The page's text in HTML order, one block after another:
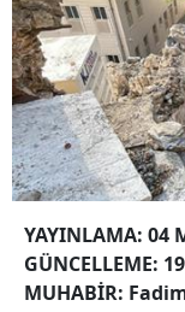
YAYINLAMA: 04
GÜNCELLEME:
MUHABİR: